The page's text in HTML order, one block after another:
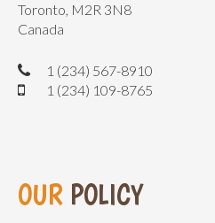
Toronto, M2R 3N8
Canada
1 (234) 567-8910
1 (234) 109-8765
OUR POLICY